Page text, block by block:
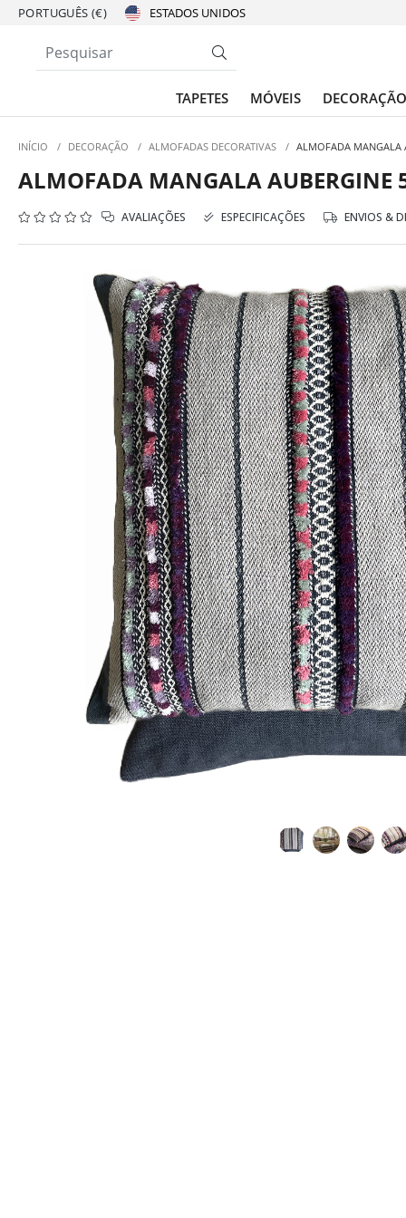
PORTUGUÊS (€)
TAPETES MÓVEIS DECORAÇÃO
INÍCIO / DECORAÇÃO / ALMOFADAS DECORATIVAS / ALMOFADA MANGALA
ALMOFADA MANGALA AUBERGINE
AVALIAÇÕES ESPECIFICAÇÕES ENVIOS &